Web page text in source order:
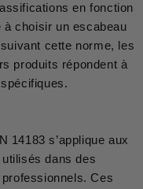
en fonction
à choisir un escabeau
cette norme, les
produits répondent à
14183 s’applique aux
dans des
Ces